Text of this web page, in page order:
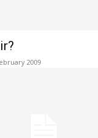
2009